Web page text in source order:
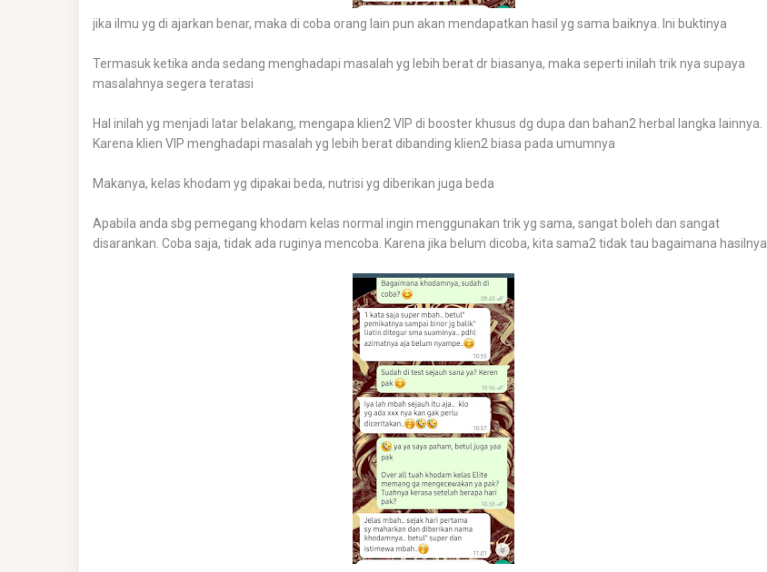
jika ilmu yg di ajarkan benar, maka di coba orang lain pun akan mendapatkan hasil yg sama baiknya. Ini buktinya
Termasuk ketika anda sedang menghadapi masalah yg lebih berat dr biasanya, maka seperti inilah trik nya supaya
masalahnya segera teratasi
Hal inilah yg menjadi latar belakang, mengapa klien2 VIP di booster khusus dg dupa dan bahan2 herbal langka lainnya.
Karena klien VIP menghadapi masalah yg lebih berat dibanding klien2 biasa pada umumnya
Makanya, kelas khodam yg dipakai beda, nutrisi yg diberikan juga beda
Apabila anda sbg pemegang khodam kelas normal ingin menggunakan trik yg sama, sangat boleh dan sangat
disarankan. Coba saja, tidak ada ruginya mencoba. Karena jika belum dicoba, kita sama2 tidak tau bagaimana hasilnya